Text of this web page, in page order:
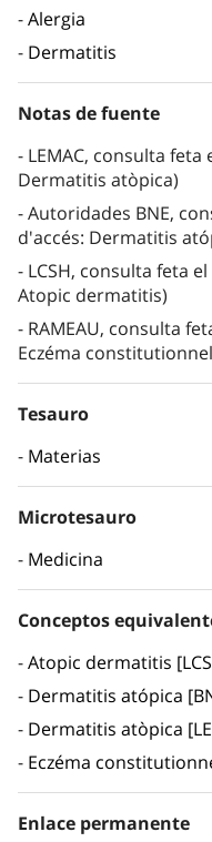
Alergia
Dermatitis
Notas de fuente
LEMAC, consulta
Dermatitis atòpica)
Autoridades BNE,
d'accés: Dermatitis
LCSH, consulta feta
Atopic dermatitis)
RAMEAU, consulta
Eczéma
Tesauro
Materias
Microtesauro
Medicina
Conceptos
Atopic dermatitis
Dermatitis atópica
Dermatitis atòpica
Eczéma
Enlace permanente